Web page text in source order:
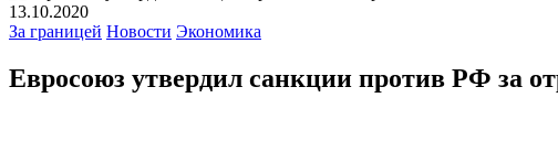
13.10.2020
За границей Новости Экономика
Евросоюз утвердил санкции против РФ за